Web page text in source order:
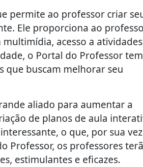
permite ao professor criar
Ele proporciona ao
acesso a
o Portal do Professor
que buscam melhorar seu
aliado para aumentar a
de planos de aula
o que, por sua
Professor, os professores
estimulantes e eficazes.